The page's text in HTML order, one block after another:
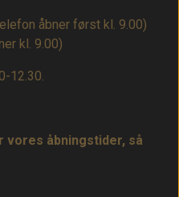
åbner først kl. 9.00)
kl. 9.00)
12.30.
vores åbningstider, så